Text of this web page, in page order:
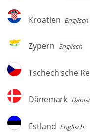
Kroatien
Kroatien Englisch
Zypern
Zypern Englisch
Tschechische
Republik
Tschechische
Dänemark
Dänemark
Estland
Estland Englisch